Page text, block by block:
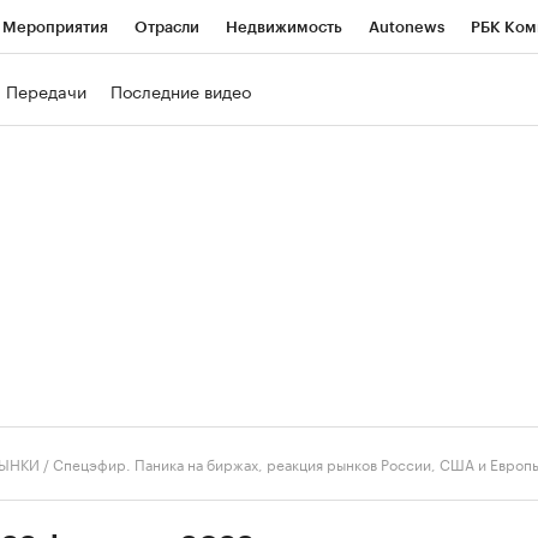
Мероприятия Отрасли Недвижимость Autonews РБК
Передачи Последние видео
/Спецэфир. Паника на биржах, реакция рынков России, США и